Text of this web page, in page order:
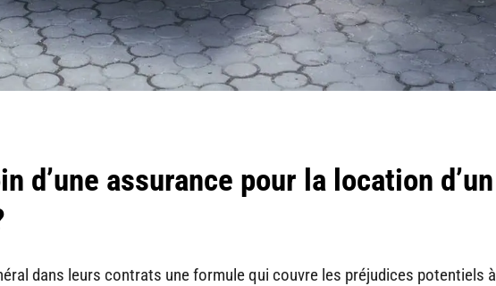
d’une assurance pour la location d’un
dans leurs contrats une formule qui couvre les préjudices potentiels à